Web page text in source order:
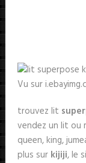
Vu sur
trouvez lit
vendez un lit ou
queen, king,
plus sur kijiji, le